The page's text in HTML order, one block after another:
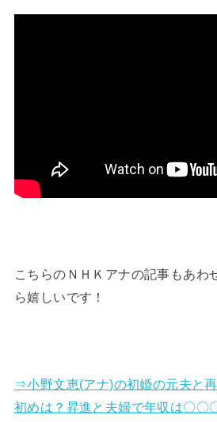
こちらのＮＨＫアナの記事もあわ
ら嬉しいです！
⇒小野文恵(アナ)の初婚の元夫と
初めは？昇進と夫婦で年収は〇〇